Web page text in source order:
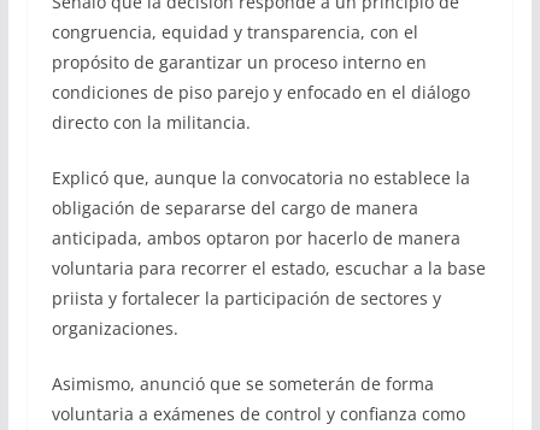
congruencia, equidad y transparencia, con el
propósito de garantizar un proceso interno en
condiciones de piso parejo y enfocado en el diálogo
directo con la militancia.
Explicó que, aunque la convocatoria no establece la
obligación de separarse del cargo de manera
anticipada, ambos optaron por hacerlo de manera
voluntaria para recorrer el estado, escuchar a la base
priista y fortalecer la participación de sectores y
organizaciones.
Asimismo, anunció que se someterán de forma
voluntaria a exámenes de control y confianza como